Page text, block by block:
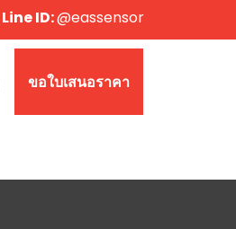
Line ID:@eassensor
ขอใบเสนอราคา